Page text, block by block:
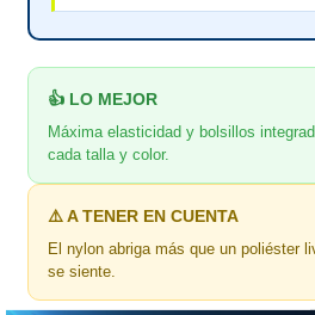
👍 LO MEJOR
Máxima elasticidad y bolsillos
cada talla y color.
⚠️ A TENER EN CUENTA
El nylon abriga más que un poliéster
se siente.